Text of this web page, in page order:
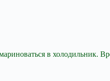
в холодильник.